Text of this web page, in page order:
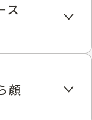
ス
顔